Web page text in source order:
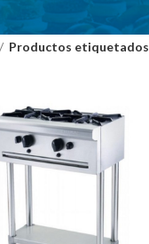
Productos